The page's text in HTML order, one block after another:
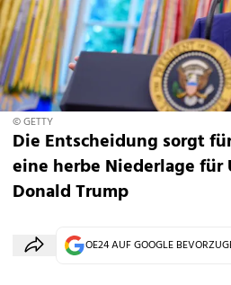
© GETTY
Die Entscheidung sorgt
eine herbe Niederlage für
Donald Trump
OE24 AUF GOOGLE